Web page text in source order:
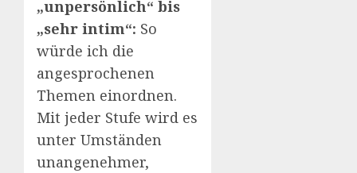
„unpersönlich“ bis
„sehr intim“: So
würde ich die
angesprochenen
Themen einordnen.
Mit jeder Stufe wird es
unter Umständen
unangenehmer,